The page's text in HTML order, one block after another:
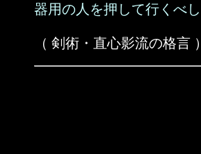
器用の人を押して行くべし
（ 剣術・直心影流の格言 ）